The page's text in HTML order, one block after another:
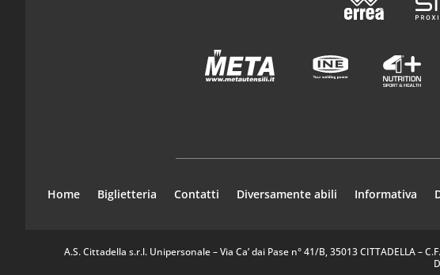
Home Biglietteria Contatti Diversamente abili Informativa
A.S. Cittadella s.r.l. Unipersonale – Via Ca’ dai Pase n° 41/B, 35013 CITTADELLA –